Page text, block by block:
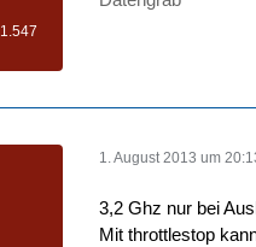
1.547
1. August 2013 um
3,2 Ghz nur bei
Mit throttlestop